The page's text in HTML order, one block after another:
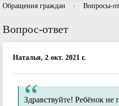
Обращения граждан › Вопросы-
Вопрос-ответ
Наталья, 2 окт. 2021 г.
Здравствуйте! Ребёнок не